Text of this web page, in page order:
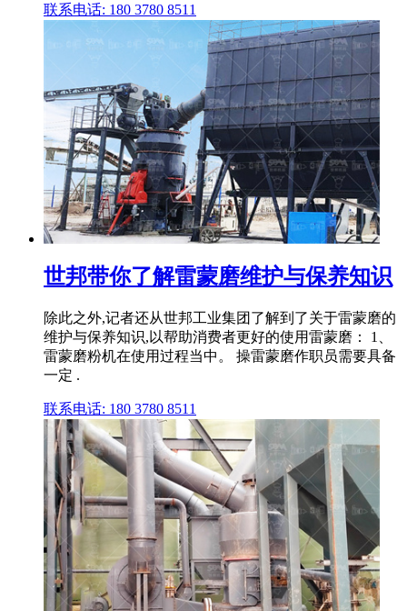
联系电话: 180 3780 8511
世邦带你了解雷蒙磨维护与保养知识
除此之外,记者还从世邦工业集团了解到了关于雷蒙磨的
维护与保养知识,以帮助消费者更好的使用雷蒙磨： 1、
雷蒙磨粉机在使用过程当中。 操雷蒙磨作职员需要具备
一定 .
联系电话: 180 3780 8511